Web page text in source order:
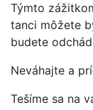
Týmto
tanci môžete
budete
Neváhajte a
Tešíme sa na